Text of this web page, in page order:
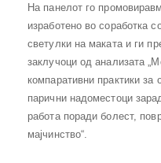
На панелот го
изработено во соработка
светулки на маката и ги
заклучоци од анализата
компаративни практики
парични надоместоци
работа поради болест,
мајчинство“.